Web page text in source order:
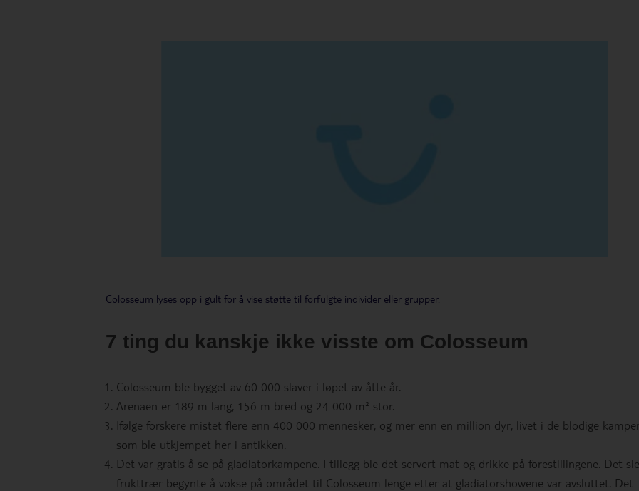
Colosseum lyses opp i gult for å vise støtte til forfulgte individer eller grupper.
7 ting du kanskje ikke visste om Colosseum
Colosseum ble bygget av 60 000 slaver i løpet av åtte år.
Arenaen er 189 m lang, 156 m bred og 24 000 m² stor.
Ifølge forskere mistet flere enn 400 000 mennesker, og mer enn en million dyr, livet i de blodige
som ble utkjempet her i antikken.
Det var gratis å se på gladiatorkampene. I tillegg ble det servert mat og drikke på forestillingene. Det
frukttrær begynte å vokse på området til Colosseum lenge etter at gladiatorshowene var avsluttet. Det